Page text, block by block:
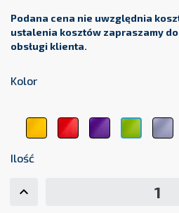
Podana cena nie uwzględnia
ustalenia kosztów zapraszamy
obsługi klienta.
Kolor
żółty
1123
czerwony
3104
fioletowy
5161
zielony
6248
Ilość